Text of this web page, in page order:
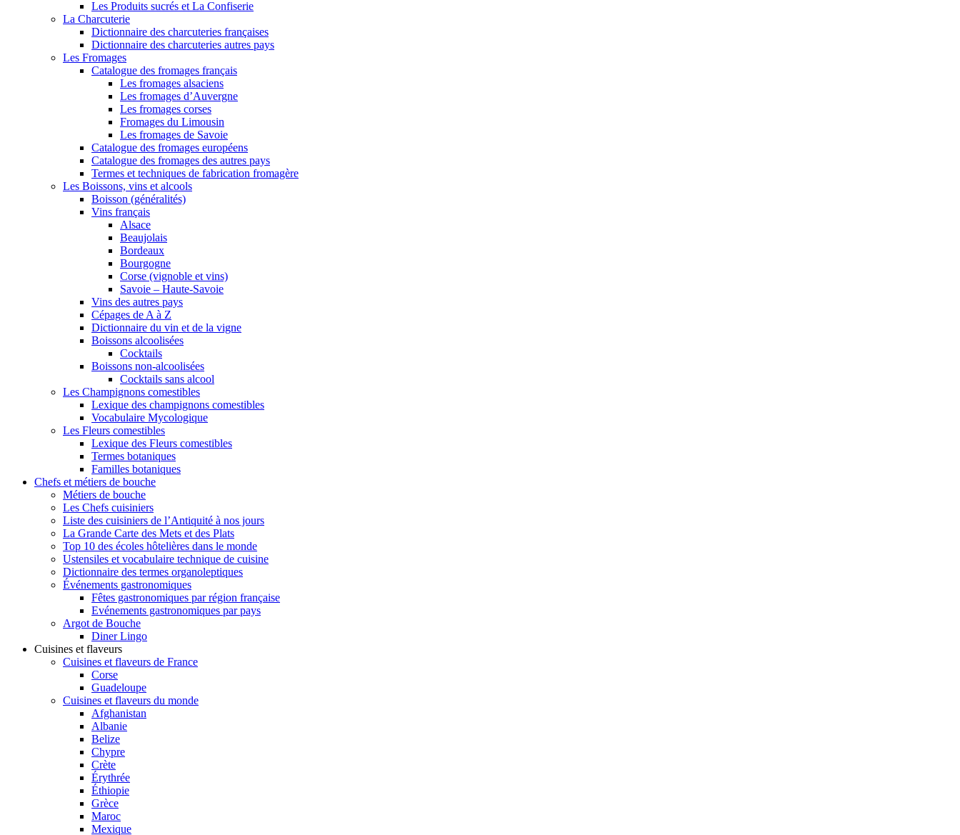
Les Produits sucrés et La Confiserie
La Charcuterie
Dictionnaire des charcuteries françaises
Dictionnaire des charcuteries autres pays
Les Fromages
Catalogue des fromages français
Les fromages alsaciens
Les fromages d’Auvergne
Les fromages corses
Fromages du Limousin
Les fromages de Savoie
Catalogue des fromages européens
Catalogue des fromages des autres pays
Termes et techniques de fabrication fromagère
Les Boissons, vins et alcools
Boisson (généralités)
Vins français
Alsace
Beaujolais
Bordeaux
Bourgogne
Corse (vignoble et vins)
Savoie – Haute-Savoie
Vins des autres pays
Cépages de A à Z
Dictionnaire du vin et de la vigne
Boissons alcoolisées
Cocktails
Boissons non-alcoolisées
Cocktails sans alcool
Les Champignons comestibles
Lexique des champignons comestibles
Vocabulaire Mycologique
Les Fleurs comestibles
Lexique des Fleurs comestibles
Termes botaniques
Familles botaniques
Chefs et métiers de bouche
Métiers de bouche
Les Chefs cuisiniers
Liste des cuisiniers de l’Antiquité à nos jours
La Grande Carte des Mets et des Plats
Top 10 des écoles hôtelières dans le monde
Ustensiles et vocabulaire technique de cuisine
Dictionnaire des termes organoleptiques
Événements gastronomiques
Fêtes gastronomiques par région française
Evénements gastronomiques par pays
Argot de Bouche
Diner Lingo
Cuisines et flaveurs
Cuisines et flaveurs de France
Corse
Guadeloupe
Cuisines et flaveurs du monde
Afghanistan
Albanie
Belize
Chypre
Crète
Érythrée
Éthiopie
Grèce
Maroc
Mexique